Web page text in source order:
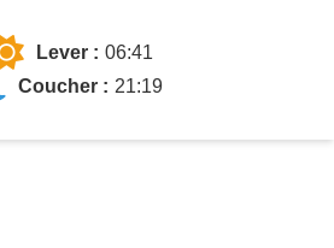
Lever : 06:41
Coucher : 21:19